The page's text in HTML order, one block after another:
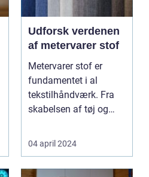
Udforsk verdenen
af metervarer stof
Metervarer stof er
fundamentet i al
tekstilhåndværk. Fra
skabelsen af tøj og
04 april 2024